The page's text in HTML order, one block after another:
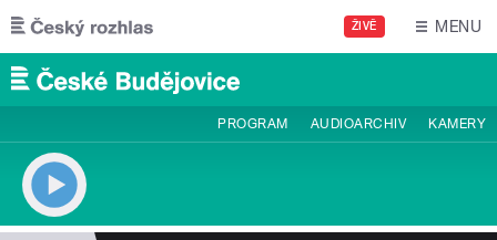
Přejít k hlavnímu obsahu
ŽIVĚ MENU
PROGRAM AUDIOARCHIV KAMERY